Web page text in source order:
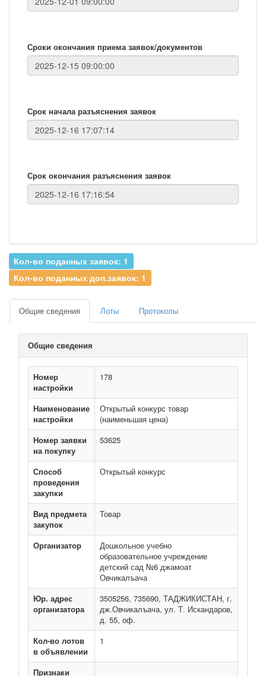
Сроки окончания приема заявок/документов
Срок начала разъяснения заявок
Срок окончания разъяснения заявок
Кол-во поданных заявок: 1
Кол-во поданных доп.заявок: 1
Общие сведения Лоты Протоколы
Общие сведения
Номер
настройки
178
Наименование
настройки
Открытый конкурс товар
(наименьшая цена)
Номер заявки
на покупку
53625
Способ
проведения
закупки
Открытый конкурс
Вид предмета
закупок
Товар
Организатор
Дошкольное учебно
образовательное учреждение
детский сад №6 джамоат
Овчикалъача
Юр. адрес
организатора
3505256, 735690, ТАДЖИКИСТАН, г.
дж.Овчикалъача, ул. Т. Искандаров,
д. 55, оф.
Кол-во лотов
в объявлении
1
Признаки